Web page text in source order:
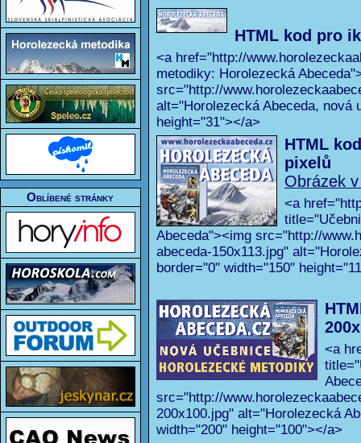
Oblíbené stránky
HTML kod pro
<a href="http://
metodiky: Horolezecká
src="http://
alt="Horolezecká Abeceda, nová
height="31"></a>
HTML
pixelů
Obrázek
<a
Abeceda"><img src="http://
abeceda-150x113.jpg"
border="0" width="150"
<a
src="http://
200x100.jpg" alt="Horolezecká
width="200" height="100"></a>